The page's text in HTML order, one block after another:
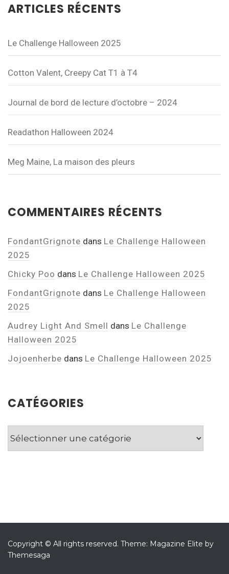
ARTICLES RÉCENTS
Le Challenge Halloween 2025
Cotton Valent, Creepy Cat T1 à T4
Journal de bord de lecture d’octobre – 2024
Readathon Halloween 2024
Meg Maine, La maison des pleurs
COMMENTAIRES RÉCENTS
FondantGrignote dans Le Challenge Halloween
2025
Chicky Poo dans Le Challenge Halloween 2025
FondantGrignote dans Le Challenge Halloween
2025
Audrey Light And Smell dans Le Challenge
Halloween 2025
Jojoenherbe dans Le Challenge Halloween 2025
CATÉGORIES
Copyright © All rights reserved. Theme: Magazine Elite by
Themesaga